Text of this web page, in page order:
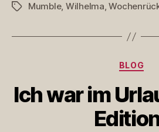
Schlagwörter
Mumble, Wilhelma,
BLOG
Ich war im